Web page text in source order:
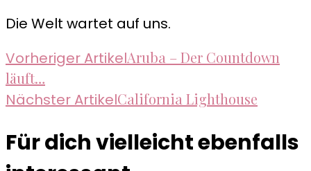
Die Welt wartet auf uns.
Beitragsnavigation
Vorheriger ArtikelAruba – Der Countdown
läuft…
Nächster ArtikelCalifornia Lighthouse
Für dich vielleicht ebenfalls